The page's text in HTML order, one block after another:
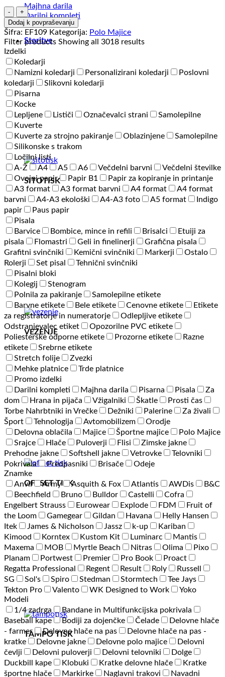
Majhna darila
Darilni kompleti
Storitve
SITOTISK
VEZENJE
OFFSET TISK
TAMPO TISK
Ženska
polo
majica
kratek
rokav
Eurowear
EF109
količina
Dodaj k povpraševanju
Šifra: EF109 Kategorija: Polo Majice
Filter products Showing all 3018 results
Izdelki
Koledarji
Namizni koledarji
Personalizirani koledarji
Poslovni
koledarji
Slikovni koledarji
Pisarna
Kocke
Lepljene
Lističi Označevalci strani
Samolepilne
Kuverte
Kuverte za strojno pakiranje
Oblazinjene
Samolepilne
Silikonske s trakom
Ločilni listi
A-Ž
A4 A5 A6 Večdelni barvni
Večdelni številke
Ovojni papir
Papir B1
Papir za kopiranje in printanje
A3 format
A3 format barvni A4 format
A4 format
barvni
A4-A3 ekološki A4-A3 foto A5 format
Indigo
papir
Paus papir
Pisala
Barvice
Bombice, mince in refili Brisalci
Etuiji za
pisala
Flomastri Geli in finelinerji
Grafična pisala
Grafitni svinčniki
Kemični svinčniki Markerji
Ostalo
Rolerji
Set pisal
Tehnični svinčniki
Pisalni bloki
Kolegij
Stenogram
Polnila za pakiranje
Samolepilne etikete
Barvne etikete
Bele etikete Cenovne etikete
Etikete
za registratorje in numeratorje
Odlepljive etikete
Odstranjevalec etiket
Opozorilne PVC etikete
Poliesterske odporne etikete
Prozorne etikete
Razne
etikete
Srebrne etikete
Stretch folije
Zvezki
Mehke platnice
Trde platnice
Promo izdelki
Darilni kompleti
Majhna darila Pisarna Pisala
Za
dom
Hrana in pijača Vžigalniki Škatle
Prosti čas
Torbe Nahrbtniki in Vrečke
Dežniki Palerine
Za živali
Šport
Tehnologija Avtomobilizem
Orodje
Delovna oblačila
Majice Športne majice
Polo Majice
Srajce
Hlače Puloverji Flisi
Zimske jakne
Prehodne jakne
Softshell jakne Vetrovke
Telovniki
Pokrivala
Predpasniki Brisače
Odeje
Znamke
Anvil
Army Asquith & Fox Atlantis AWDis
B&C
Beechfield
Bruno Bulldor Castelli
Cofra
Engelbert Strauss
Eurowear Explode FDM
Fruit of
the Loom
Gamegear Gildan Havana
Helly Hansen
Itek
James & Nicholson Jassz k-up
Kariban
Kimood
Korntex Kustom Kit Luminarc
Mantis
Maxema
MOB Myrtle Beach Nitras Olima
Pixo
Planam
Portwest Premier Pro Book
Proact
Regatta Professional
Regent Result Roly
Russell
SG
Sol's Spiro Stedman Stormtech
Tee Jays
Tekton Pro
Valento WK Designed to Work
Yoko
Modeli
1/4 zadrga
Bandane in Multifunkcijska pokrivala
Baseball kape
Bodiji za dojenčke Čelade
Delovne hlače
- farmer
Delovne hlače na pas
Delovne hlače na pas -
kratke
Delovne jakne Delovne polo majice
Delovni
čevlji
Delovni puloverji Delovni telovniki
Dolge
Duckbill kape
Klobuki Kratke delovne hlače
Kratke
športne hlače
Markirke Naglavni trakovi Navadni